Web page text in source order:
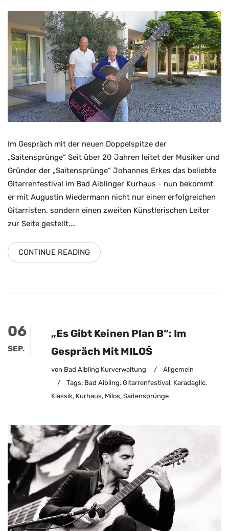
Im Gespräch mit der neuen Doppelspitze der
„Saitensprünge“ Seit über 20 Jahren leitet der Musiker und
Gründer der „Saitensprünge“ Johannes Erkes das beliebte
Gitarrenfestival im Bad Aiblinger Kurhaus - nun bekommt
er mit Augustin Wiedermann nicht nur einen erfolgreichen
Gitarristen, sondern einen zweiten Künstlerischen Leiter
zur Seite gestellt.…
CONTINUE READING
06
SEP.
„Es Gibt Keinen Plan B“: Im
Gespräch Mit MILOŠ
von Bad Aibling Kurverwaltung /
Allgemein
/
Tags: Bad Aibling, Gitarrenfestival, Karadaglic,
Klassik, Kurhaus, Milos, Saitensprünge